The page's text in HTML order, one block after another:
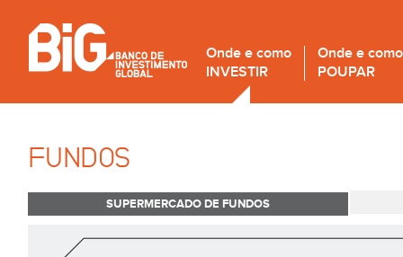
Onde e como
INVESTIR
Onde e como
POUPAR
FUNDOS
SUPERMERCADO DE FUNDOS